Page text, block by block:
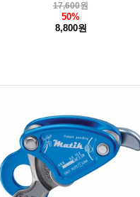
17,600원
50%
8,800원